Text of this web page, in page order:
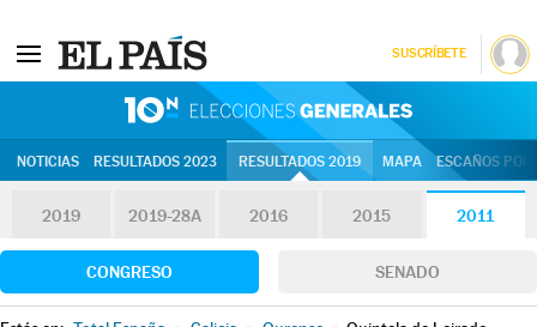
SUSCRÍBETE
NOTICIAS RESULTADOS 2023 RESULTADOS 2019 MAPA ESCAÑOS
2019 2019-28A 2016 2015 2011
CONGRESO SENADO